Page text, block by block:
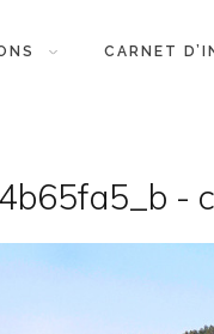
CARNET
-